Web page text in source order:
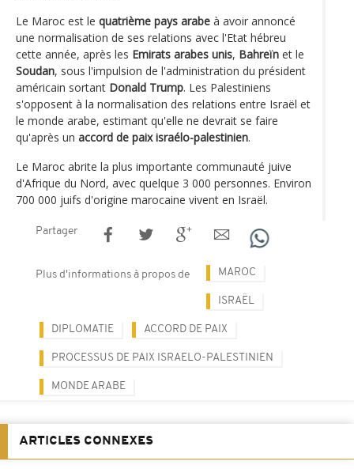
Le Maroc est le quatrième pays arabe à avoir annoncé
une normalisation de ses relations avec l'Etat hébreu
cette année, après les Emirats arabes unis, Bahreïn et le
Soudan, sous l'impulsion de l'administration du président
américain sortant Donald Trump. Les Palestiniens
s'opposent à la normalisation des relations entre Israël et
le monde arabe, estimant qu'elle ne devrait se faire
qu'après un accord de paix israélo-palestinien.
Le Maroc abrite la plus importante communauté juive
d'Afrique du Nord, avec quelque 3 000 personnes. Environ
700 000 juifs d'origine marocaine vivent en Israël.
Partager
Plus d'informations à propos de MAROC
ISRAËL
DIPLOMATIE ACCORD DE PAIX
PROCESSUS DE PAIX ISRAELO-PALESTINIEN
MONDE ARABE
ARTICLES CONNEXES